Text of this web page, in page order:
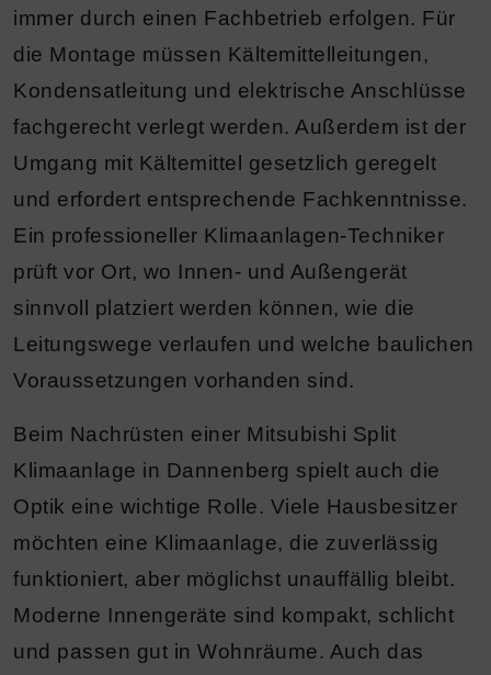
immer durch einen Fachbetrieb erfolgen. Für
die Montage müssen Kältemittelleitungen,
Kondensatleitung und elektrische Anschlüsse
fachgerecht verlegt werden. Außerdem ist der
Umgang mit Kältemittel gesetzlich geregelt
und erfordert entsprechende Fachkenntnisse.
Ein professioneller Klimaanlagen-Techniker
prüft vor Ort, wo Innen- und Außengerät
sinnvoll platziert werden können, wie die
Leitungswege verlaufen und welche baulichen
Voraussetzungen vorhanden sind.
Beim Nachrüsten einer Mitsubishi Split
Klimaanlage in Dannenberg spielt auch die
Optik eine wichtige Rolle. Viele Hausbesitzer
möchten eine Klimaanlage, die zuverlässig
funktioniert, aber möglichst unauffällig bleibt.
Moderne Innengeräte sind kompakt, schlicht
und passen gut in Wohnräume. Auch das